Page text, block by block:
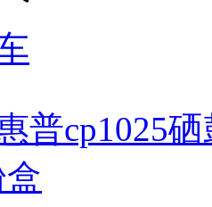
普cp1025